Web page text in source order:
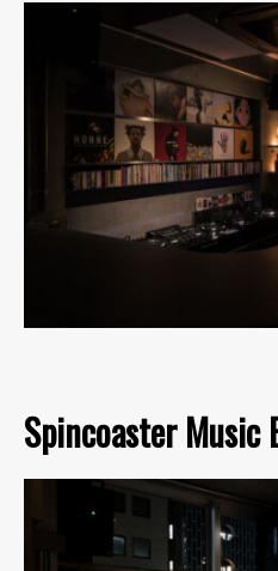
Spincoaster Music